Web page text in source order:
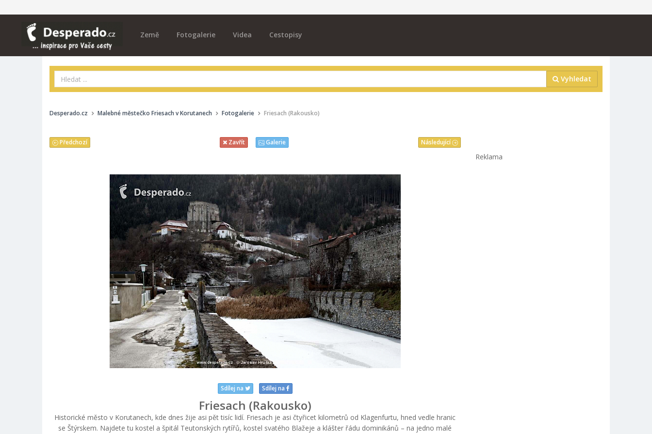
Země Fotogalerie Videa Cestopisy
Vyhledat
Desperado.cz Malebné městečko Friesach v Korutanech Fotogalerie Friesach (Rakousko)
Následující
Předchozí Zavřít Galerie
Sdílej na Sdílej na
Friesach (Rakousko)
Historické město v Korutanech, kde dnes žije asi pět tisíc lidí. Friesach je asi čtyřicet kilometrů od Klagenfurtu, hned vedle hranic
se Štýrskem. Najdete tu kostel a špitál Teutonských rytířů, kostel svatého Blažeje a klášter řádu dominikánů – na jedno malé
Reklama